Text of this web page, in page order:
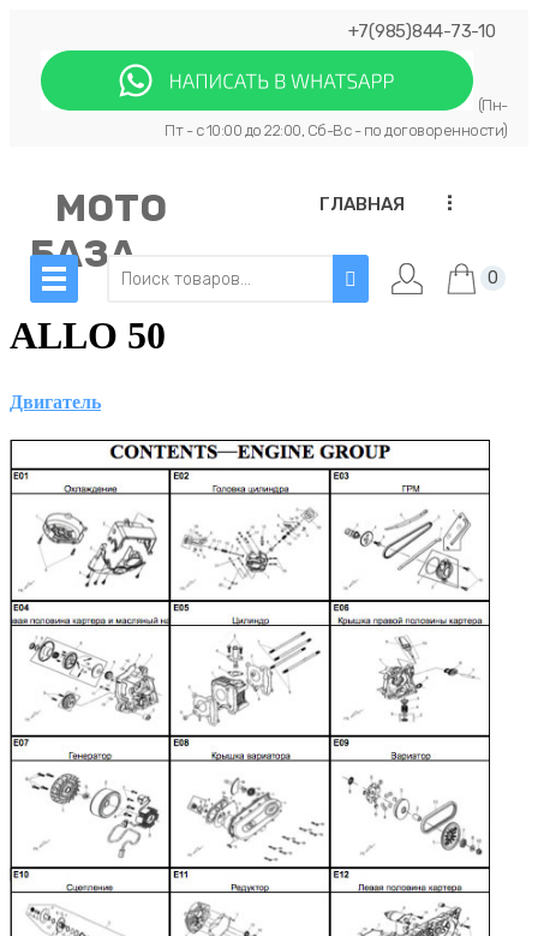
+7(985)844-73-10
(Пн-
Пт - с 10:00 до 22:00, Сб-Вс - по договоренности)
МОТО
БАЗА
ГЛАВНАЯ ...
0
ALLO 50
Двигатель